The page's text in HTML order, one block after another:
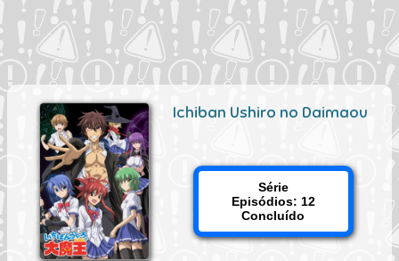
Ichiban Ushiro no Daimaou
Série
Episódios: 12
Concluído